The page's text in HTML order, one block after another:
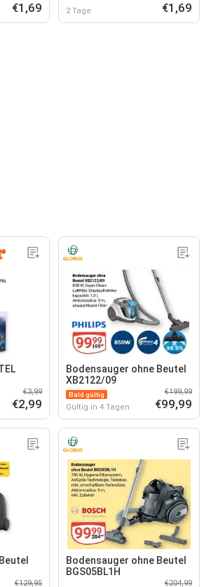
€1,69 2 Tage €1,69
€3,99
€2,99
Bodensauger ohne Beutel
XB2122/09
Bald gültig
Gültig in 4 Tagen
€199,99
€99,99
€129,95
Bodensauger ohne Beutel
BGS05BL1H
€204,99